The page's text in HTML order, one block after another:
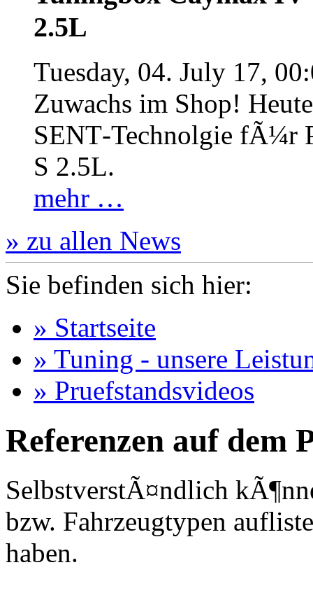
2.5L
Tuesday, 04. July 17,
Zuwachs im Shop!
SENT‐Technolgie fÃ¼r
S 2.5L.
mehr …
» zu allen News
Sie befinden sich hier:
» Startseite
» Tuning - unsere
» Pruefstandsvideos
Referenzen auf dem
SelbstverstÃ¤ndlich
bzw. Fahrzeugtypen
haben.